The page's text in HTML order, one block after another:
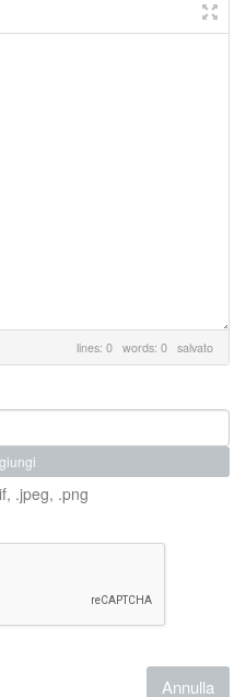
lines: 0 words: 0 salvato
.jpeg, .png
Annulla